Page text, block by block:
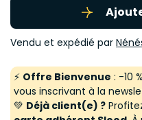
Vendu et expédié par
⚡ Offre Bienvenue : -10
vous inscrivant à la
💚 Déjà client(e) ?